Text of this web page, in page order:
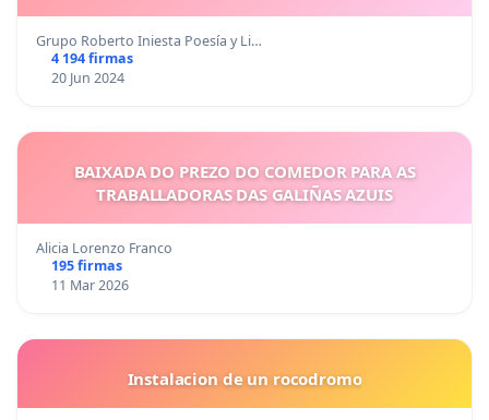
Grupo Roberto Iniesta Poesía y Li…
4 194 firmas
20 Jun 2024
BAIXADA DO PREZO DO COMEDOR PARA AS
TRABALLADORAS DAS GALIÑAS AZUIS
Alicia Lorenzo Franco
195 firmas
11 Mar 2026
Instalacion de un rocodromo